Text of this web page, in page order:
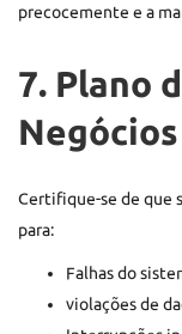
precocemente e a
7. Plano
Negócios
Certifique-se de que
para:
Falhas do
violações de